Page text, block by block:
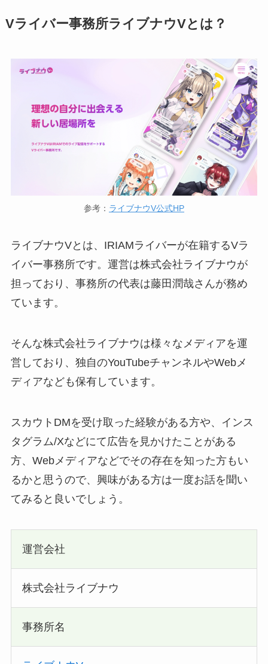
Vライバー事務所ライブナウVとは？
参考： ライブナウV公式HP
ライブナウVとは、IRIAMライバーが在籍するVラ
イバー事務所です。運営は株式会社ライブナウが
担っており、事務所の代表は藤田潤哉さんが務め
ています。
そんな株式会社ライブナウは様々なメディアを運
営しており、独自のYouTubeチャンネルやWebメ
ディアなども保有しています。
スカウトDMを受け取った経験がある方や、インス
タグラム/Xなどにて広告を見かけたことがある
方、Webメディアなどでその存在を知った方もい
るかと思うので、興味がある方は一度お話を聞い
てみると良いでしょう。
運営会社
株式会社ライブナウ
事務所名